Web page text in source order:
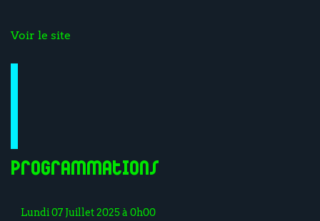
Voir le site
Programmations
Lundi 07 Juillet 2025 à 0h00